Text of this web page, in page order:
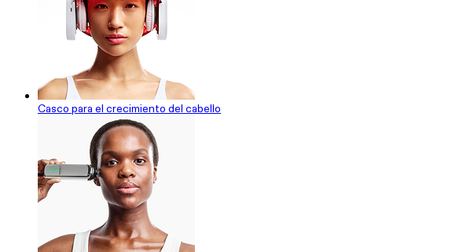
Casco para el crecimiento del cabello